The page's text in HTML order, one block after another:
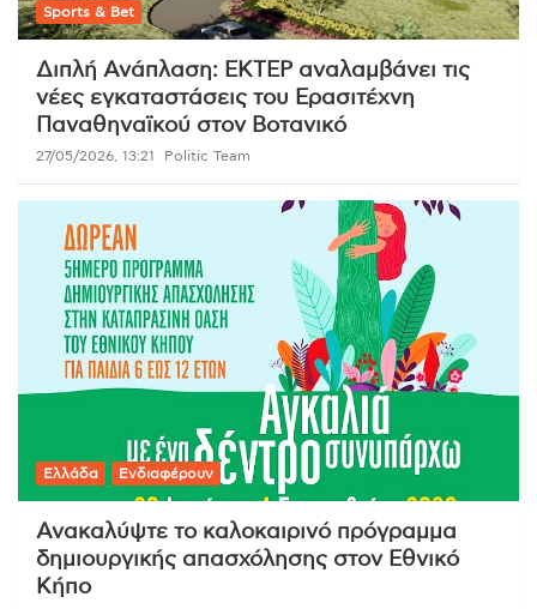
Sports & Bet
Διπλή Ανάπλαση: ΕΚΤΕΡ αναλαμβάνει τις
νέες εγκαταστάσεις του Ερασιτέχνη
Παναθηναϊκού στον Βοτανικό
27/05/2026, 13:21 Politic Team
Ελλάδα Ενδιαφέρουν
Ανακαλύψτε το καλοκαιρινό πρόγραμμα
δημιουργικής απασχόλησης στον Εθνικό
Κήπο